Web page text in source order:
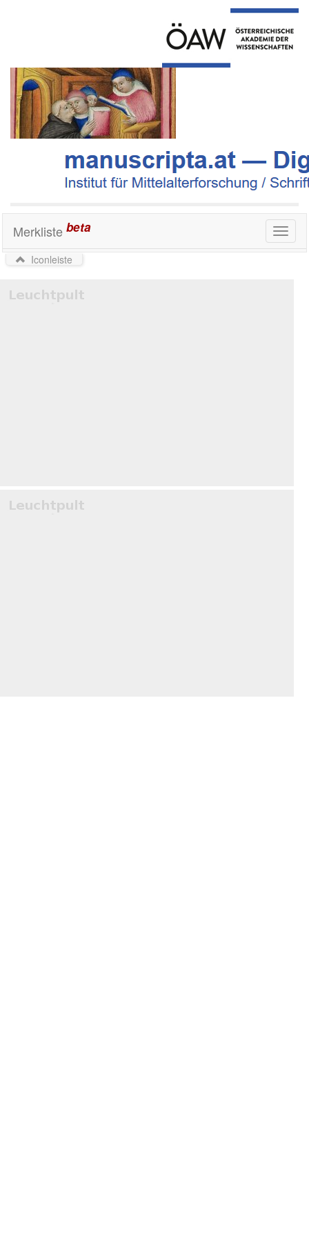
Toggle
Merkliste beta
Iconleiste